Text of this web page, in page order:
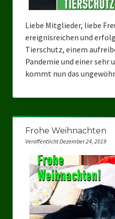
Kreisverband Erkrath
Kreisverband Duisburg
Kreisverband Gelsenkirchen
Kreisverband Oberhausen
Kreisverband Bottrop
Landesverbände
Landesverband Nordrhein-
Landesverband Thüringen
Landesverband Sachsen-
Liebe Mitglieder, liebe
ereignisreichen und
Tierschutz, einem
Pandemie und einer sehr
kommt nun das
Frohe Weihnachten
Veröffentlicht Dezember 24, 2019